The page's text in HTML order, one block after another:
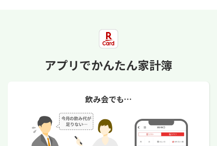
アプリでかんたん家計簿
飲み会でも…